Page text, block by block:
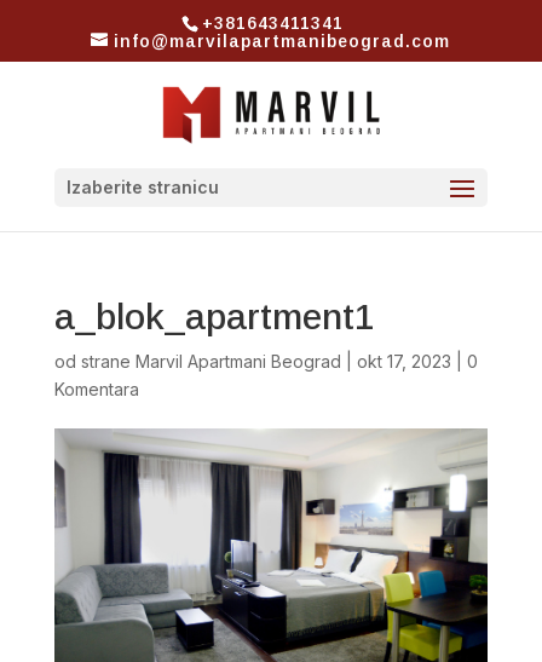
+381643411341
info@marvilapartmanibeograd.com
Izaberite stranicu
a_blok_apartment1
od strane Marvil Apartmani Beograd okt 17, 2023
0
Komentara